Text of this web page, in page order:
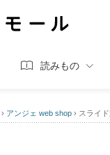
読みもの
› アンジェ web shop › スライ